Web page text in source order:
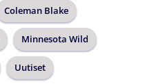
Coleman Blake
Minnesota Wild
Uutiset